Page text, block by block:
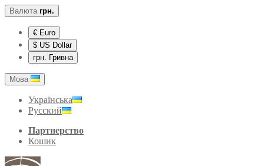
Валюта грн.
€ Euro
$ US Dollar
грн. Гривна
Мова
Українська
Русский
Партнерство
Кошик